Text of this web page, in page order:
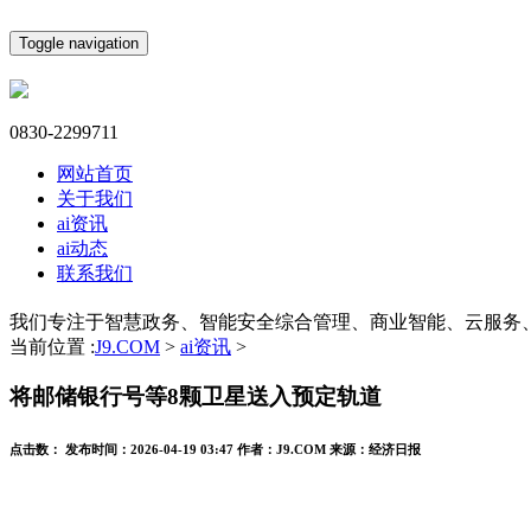
Toggle navigation
0830-2299711
网站首页
关于我们
ai资讯
ai动态
联系我们
我们专注于智慧政务、智能安全综合管理、商业智能、云服务
当前位置 :J9.COM > ai资讯 >
将邮储银行号等8颗卫星送入预定轨道
点击数： 发布时间： 2026-04-19 03:47 作者： J9.COM 来源： 经济日报